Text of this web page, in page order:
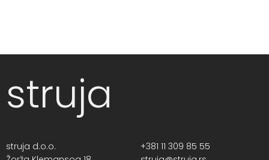
struja
struja d.o.o.
+381 11 309 85 55